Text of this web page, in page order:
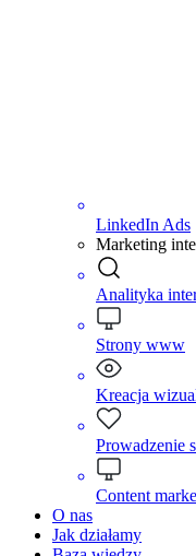
LinkedIn Ads
Marketing
Analityka
Strony www
Kreacja
Prowadzenie
Content
O nas
Jak działamy